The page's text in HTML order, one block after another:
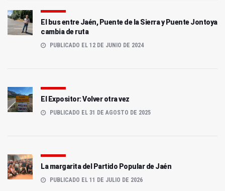
El bus entre Jaén, Puente de la Sierra y Puente Jontoya
cambia de ruta
PUBLICADO EL 12 DE JUNIO DE 2024
El Expositor: Volver otra vez
PUBLICADO EL 31 DE AGOSTO DE 2025
La margarita del Partido Popular de Jaén
PUBLICADO EL 11 DE JULIO DE 2026